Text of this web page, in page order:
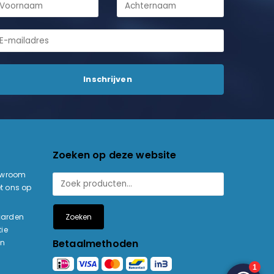
ons op
Zoeken op deze website
Zoeken
Betaalmethoden